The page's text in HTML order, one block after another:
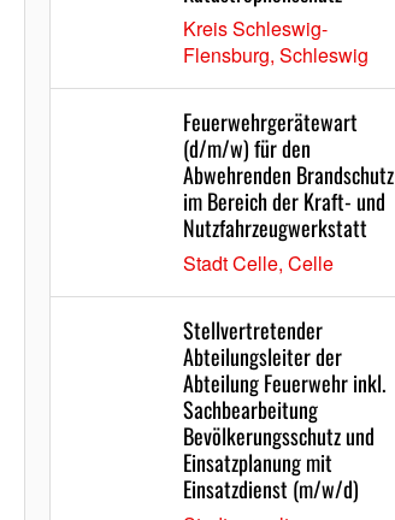
Kreis Schleswig-
Flensburg, Schleswig
Feuerwehrgerätewart
(d/m/w) für den
Abwehrenden Brandschutz
im Bereich der Kraft- und
Nutzfahrzeugwerkstatt
Stadt Celle, Celle
Stellvertretender
Abteilungsleiter der
Abteilung Feuerwehr inkl.
Sachbearbeitung
Bevölkerungsschutz und
Einsatzplanung mit
Einsatzdienst (m/w/d)